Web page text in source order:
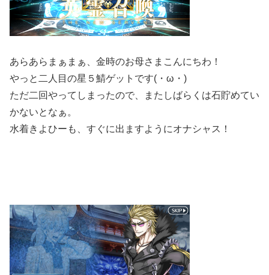
あらあらまぁまぁ、金時のお母さまこんにちわ！
やっと二人目の星５鯖ゲットです(・ω・)
ただ二回やってしまったので、またしばらくは石貯めてい
かないとなぁ。
水着きよひーも、すぐに出ますようにオナシャス！